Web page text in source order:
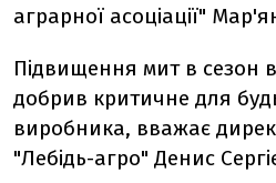
аграрної асоціації"
Підвищення мит в сезон
добрив критичне для
виробника, вважає
"Лебідь-агро" Денис